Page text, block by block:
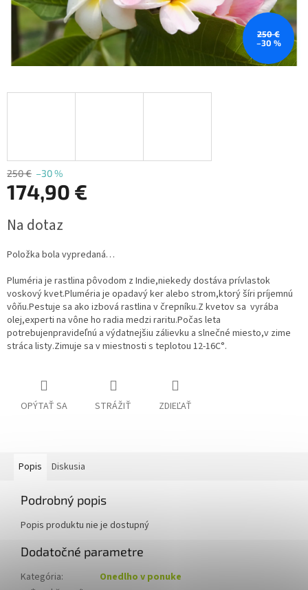
250 €
–30 %
250 € –30 %
174,90 €
cena:
Na dotaz
Položka bola vypredaná…
Pluméria je rastlina pôvodom z Indie,niekedy dostáva prívlastok
voskový kvet.Pluméria je opadavý ker alebo strom,ktorý šíri príjemnú
vôňu.Pestuje sa ako izbová rastlina v črepníku.Z kvetov sa vyrába
olej,experti na vône ho radia medzi raritu.Počas leta
potrebujenpravideľnú a výdatnejšiu zálievku a slnečné miesto,v zime
stráca listy.Zimuje sa v miestnosti s teplotou 12-16C°.
OPÝTAŤ SA STRÁŽIŤ ZDIEĽAŤ
Popis Diskusia
Podrobný popis
Popis produktu nie je dostupný
Dodatočné parametre
Kategória:
Onedlho v ponuke